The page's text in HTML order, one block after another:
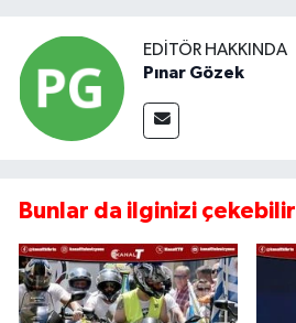
EDITÖR HAKKINDA
Pınar Gözek
Bunlar da ilginizi çekebilir